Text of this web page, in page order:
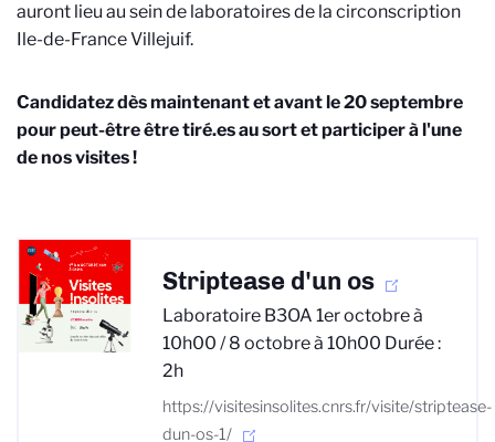
auront lieu au sein de laboratoires de la circonscription
Ile-de-France Villejuif.
Candidatez dès maintenant et avant le 20 septembre
pour peut-être être tiré.es au sort et participer à l'une
de nos visites !
Striptease d'un os
Laboratoire B3OA 1er octobre à
10h00 / 8 octobre à 10h00 Durée :
2h
https://visitesinsolites.cnrs.fr/visite/striptease-
dun-os-1/